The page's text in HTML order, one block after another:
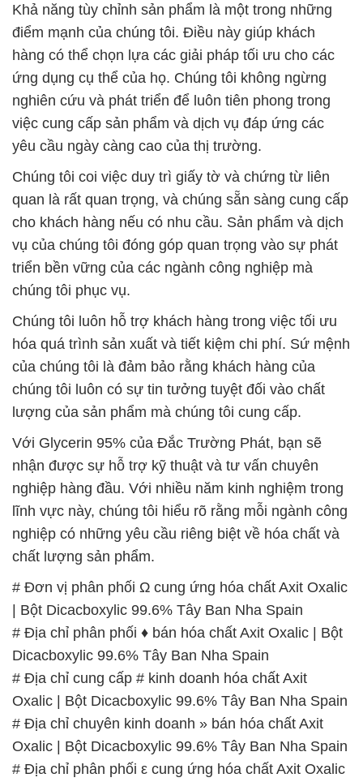
Khả năng tùy chỉnh sản phẩm là một trong những
điểm mạnh của chúng tôi. Điều này giúp khách
hàng có thể chọn lựa các giải pháp tối ưu cho các
ứng dụng cụ thể của họ. Chúng tôi không ngừng
nghiên cứu và phát triển để luôn tiên phong trong
việc cung cấp sản phẩm và dịch vụ đáp ứng các
yêu cầu ngày càng cao của thị trường.
Chúng tôi coi việc duy trì giấy tờ và chứng từ liên
quan là rất quan trọng, và chúng sẵn sàng cung cấp
cho khách hàng nếu có nhu cầu. Sản phẩm và dịch
vụ của chúng tôi đóng góp quan trọng vào sự phát
triển bền vững của các ngành công nghiệp mà
chúng tôi phục vụ.
Chúng tôi luôn hỗ trợ khách hàng trong việc tối ưu
hóa quá trình sản xuất và tiết kiệm chi phí. Sứ mệnh
của chúng tôi là đảm bảo rằng khách hàng của
chúng tôi luôn có sự tin tưởng tuyệt đối vào chất
lượng của sản phẩm mà chúng tôi cung cấp.
Với Glycerin 95% của Đắc Trường Phát, bạn sẽ
nhận được sự hỗ trợ kỹ thuật và tư vấn chuyên
nghiệp hàng đầu. Với nhiều năm kinh nghiệm trong
lĩnh vực này, chúng tôi hiểu rõ rằng mỗi ngành công
nghiệp có những yêu cầu riêng biệt về hóa chất và
chất lượng sản phẩm.
# Đơn vị phân phối Ω cung ứng hóa chất Axit Oxalic
| Bột Dicacboxylic 99.6% Tây Ban Nha Spain
# Địa chỉ phân phối ♦ bán hóa chất Axit Oxalic | Bột
Dicacboxylic 99.6% Tây Ban Nha Spain
# Địa chỉ cung cấp # kinh doanh hóa chất Axit
Oxalic | Bột Dicacboxylic 99.6% Tây Ban Nha Spain
# Địa chỉ chuyên kinh doanh » bán hóa chất Axit
Oxalic | Bột Dicacboxylic 99.6% Tây Ban Nha Spain
# Địa chỉ phân phối ε cung ứng hóa chất Axit Oxalic